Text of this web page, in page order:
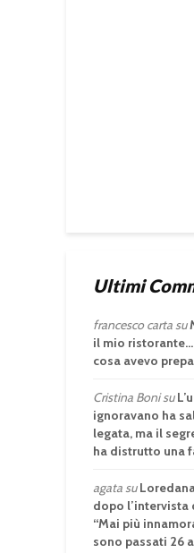
Ultimi
francesco cartasu
il mio
cosa avevo
Cristina Bonisu
ignoravano ha
legata, ma il
ha distrutto una
agatasu
dopo l’intervista
“Mai più
sono passati 26